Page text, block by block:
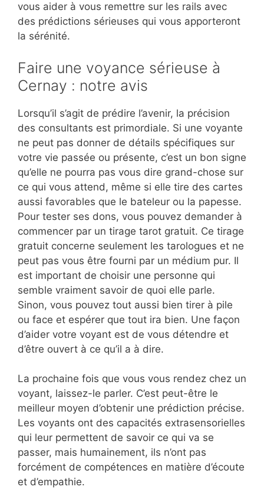
vous aider à vous remettre sur les rails avec
des prédictions sérieuses qui vous apporteront
la sérénité.
Faire une voyance sérieuse à
Cernay : notre avis
Lorsqu’il s’agit de prédire l’avenir, la précision
des consultants est primordiale. Si une voyante
ne peut pas donner de détails spécifiques sur
votre vie passée ou présente, c’est un bon signe
qu’elle ne pourra pas vous dire grand-chose sur
ce qui vous attend, même si elle tire des cartes
aussi favorables que le bateleur ou la papesse.
Pour tester ses dons, vous pouvez demander à
commencer par un tirage tarot gratuit. Ce tirage
gratuit concerne seulement les tarologues et ne
peut pas vous être fourni par un médium pur. Il
est important de choisir une personne qui
semble vraiment savoir de quoi elle parle.
Sinon, vous pouvez tout aussi bien tirer à pile
ou face et espérer que tout ira bien. Une façon
d’aider votre voyant est de vous détendre et
d’être ouvert à ce qu’il a à dire.
La prochaine fois que vous vous rendez chez un
voyant, laissez-le parler. C’est peut-être le
meilleur moyen d’obtenir une prédiction précise.
Les voyants ont des capacités extrasensorielles
qui leur permettent de savoir ce qui va se
passer, mais humainement, ils n’ont pas
forcément de compétences en matière d’écoute
et d’empathie.